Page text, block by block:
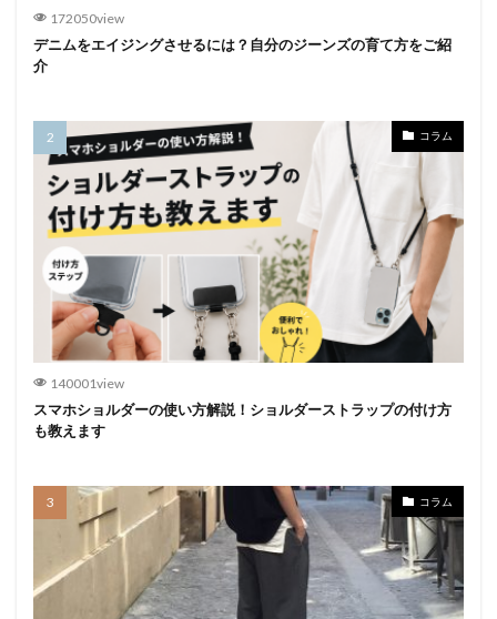
172050view
デニムをエイジングさせるには？自分のジーンズの育て方をご紹
介
コラム
140001view
スマホショルダーの使い方解説！ショルダーストラップの付け方
も教えます
コラム